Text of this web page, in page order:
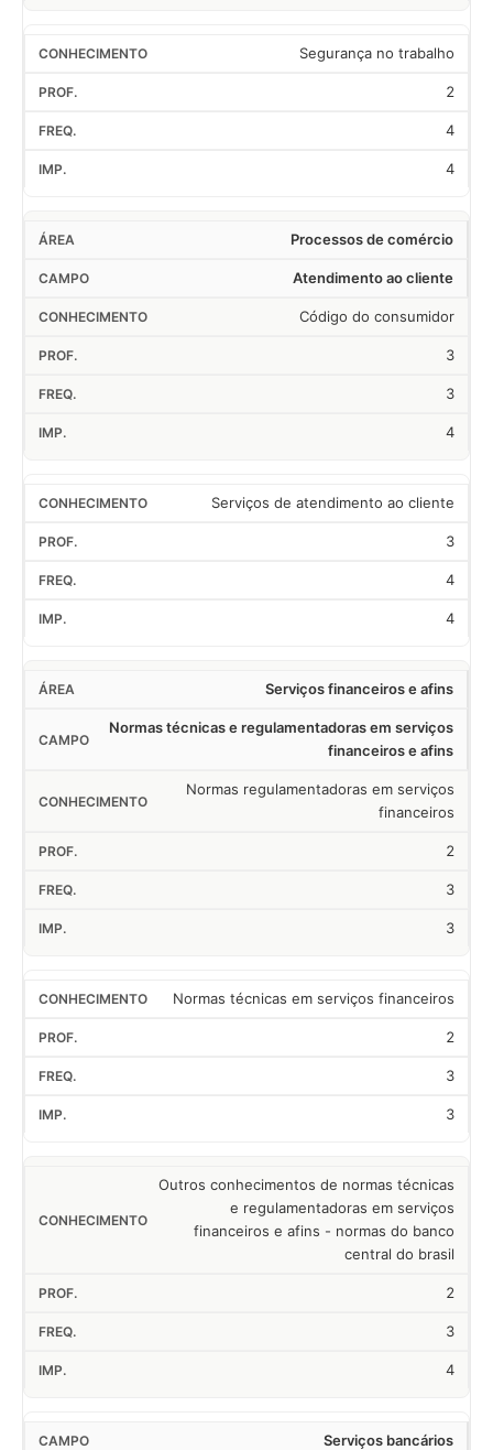
Segurança no trabalho
2
4
4
Processos de comércio
Atendimento ao cliente
Código do consumidor
3
3
4
Serviços de atendimento ao cliente
3
4
4
Serviços financeiros e afins
Normas técnicas e regulamentadoras em serviços
financeiros e afins
Normas regulamentadoras em serviços
financeiros
2
3
3
Normas técnicas em serviços financeiros
2
3
3
Outros conhecimentos de normas técnicas
e regulamentadoras em serviços
financeiros e afins - normas do banco
central do brasil
2
3
4
Serviços bancários